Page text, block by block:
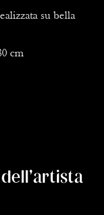
su bella
cm